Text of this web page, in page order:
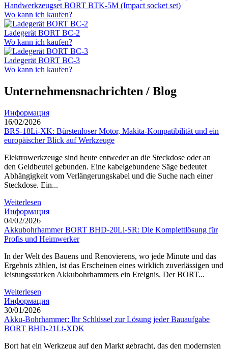
Handwerkzeugset BORT BTK-5M (Impact socket set)
Wo kann ich kaufen?
Ladegerät BORT BC-2
Wo kann ich kaufen?
Ladegerät BORT BC-3
Wo kann ich kaufen?
Unternehmensnachrichten / Blog
Информация
16/02/2026
BRS-18Li-XK: Bürstenloser Motor, Makita-Kompatibilität und ein
europäischer Blick auf Werkzeuge
Elektrowerkzeuge sind heute entweder an die Steckdose oder an
den Geldbeutel gebunden. Eine kabelgebundene Säge bedeutet
Abhängigkeit vom Verlängerungskabel und die Suche nach einer
Steckdose. Ein...
Weiterlesen
Информация
04/02/2026
Akkubohrhammer BORT BHD-20Li-SR: Die Komplettlösung für
Profis und Heimwerker
In der Welt des Bauens und Renovierens, wo jede Minute und das
Ergebnis zählen, ist das Erscheinen eines wirklich zuverlässigen und
leistungsstarken Akkubohrhammers ein Ereignis. Der BORT...
Weiterlesen
Информация
30/01/2026
Akku-Bohrhammer: Ihr Schlüssel zur Lösung jeder Bauaufgabe
BORT BHD-21Li-XDK
Bort hat ein Werkzeug auf den Markt gebracht, das den modernsten